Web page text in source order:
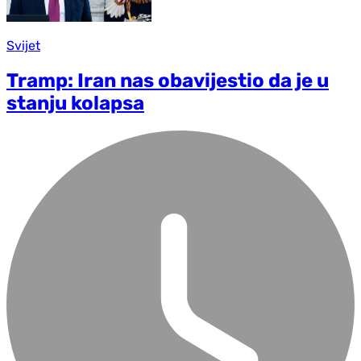
Svijet
Tramp: Iran nas obavijestio da je u
stanju kolapsa